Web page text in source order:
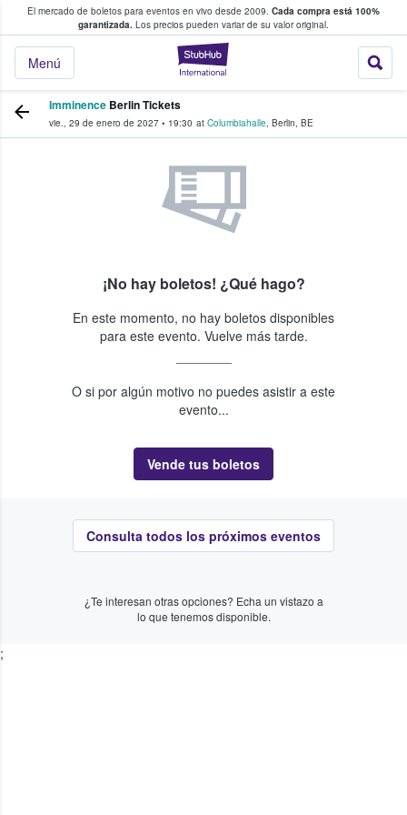
El mercado de boletos para eventos en vivo desde 2009. Cada compra está 100%
garantizada. Los precios pueden variar de su valor original.
StubHub: donde
Menú
fans compran y venden boletos
Imminence Berlin Tickets
vie., 29 de enero de 2027 • 19:30 at Columbiahalle, Berlin, BE
¡No hay boletos! ¿Qué hago?
En este momento, no hay boletos disponibles
para este evento. Vuelve más tarde.
O si por algún motivo no puedes asistir a este
evento...
Vende tus boletos
Consulta todos los próximos eventos
¿Te interesan otras opciones? Echa un vistazo a
lo que tenemos disponible.
;